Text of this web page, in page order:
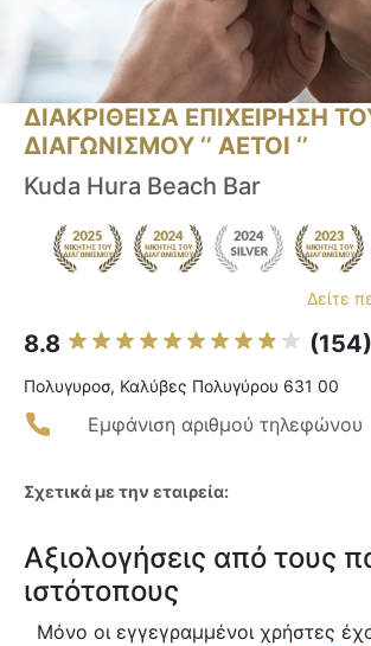
ΔΙΑΚΡΙΘΕΙΣΑ ΕΠΙΧΕΙΡΗΣΗ
ΔΙΑΓΩΝΙΣΜΟΥ ‘’ ΑΕΤΟΙ ‘’
Kuda Hura Beach Bar
Δείτε
8.8 (154)
Πολυγυροσ, Καλύβες Πολυγύρου 631 00
Εμφάνιση αριθμού τηλεφώνου
Σχετικά με την εταιρεία:
Αξιολογήσεις από τους
ιστότοπους
Μόνο οι εγγεγραμμένοι χρήστες